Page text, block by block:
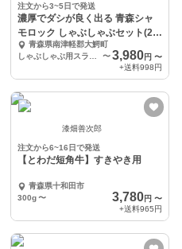
注文から3~5日で発送
濃厚でダシが良く出る 青森シャ
モロック しゃぶしゃぶセット(2～
3人前)
青森県南津軽郡大鰐町
〜3,980円 〜
+送料998円
漆畑善次郎
注文から6~16日で発送
【とわだ短角牛】すきやき用
青森県十和田市
300g 〜 3,780円 〜
+送料965円